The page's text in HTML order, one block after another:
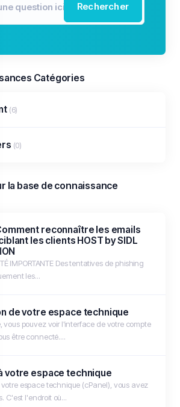
Rechercher
Catégories
(6)
(0)
la base de connaissance
reconnaître les emails
les clients HOST by SIDL
IMPORTANTE Des tentatives de phishing
les...
de votre espace technique
vous pouvez voir l'interface de votre compte
être connecté....
votre espace technique
espace technique (cPanel), vous avez
C'est l'endroit où...